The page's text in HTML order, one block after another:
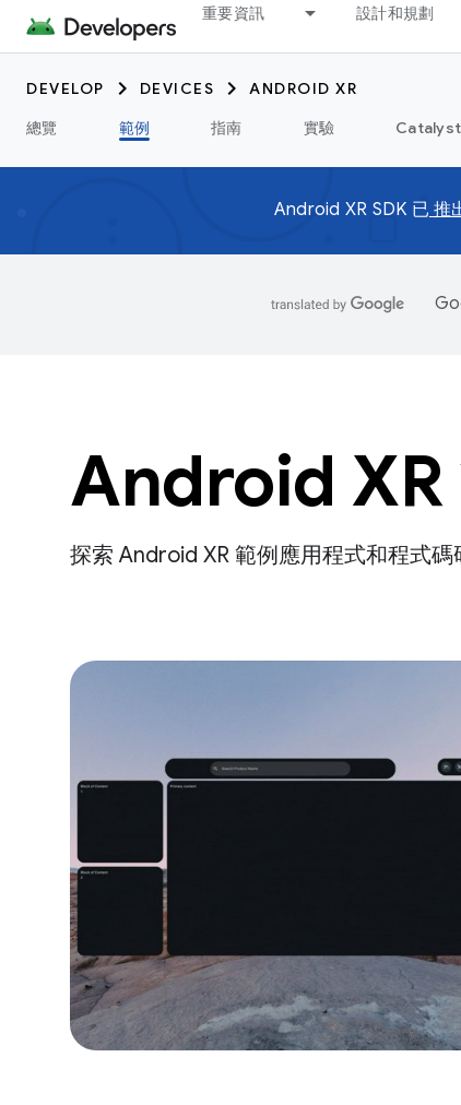
重要資訊 設計和規劃
DEVELOP DEVICES
ANDROID XR
總覽
範例 指南 實驗
Android XR SDK 已 推
Android XR
探索 Android XR 範例應用程式和程式碼